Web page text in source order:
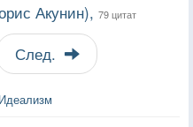
Акунин), 79 цитат
След.
Идеализм